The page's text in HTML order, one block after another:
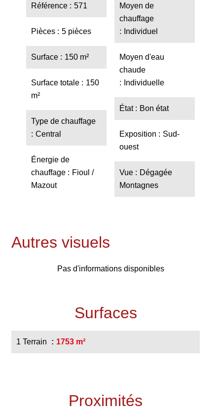
Référence 571
Pièces 5 pièces
Surface 150 m²
Surface totale
150
m²
Type de chauffage
Central
Énergie de
chauffage
Fioul /
Mazout
Moyen de
chauffage
Individuel
Moyen d'eau
chaude
Individuelle
État Bon état
Exposition
Sud-
ouest
Vue
Dégagée
Montagnes
Autres visuels
Pas d'informations disponibles
Surfaces
1 Terrain 1753 m²
Proximités